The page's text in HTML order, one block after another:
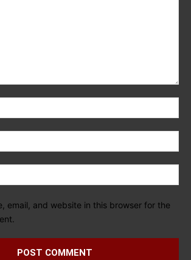
email, and website in this browser for the